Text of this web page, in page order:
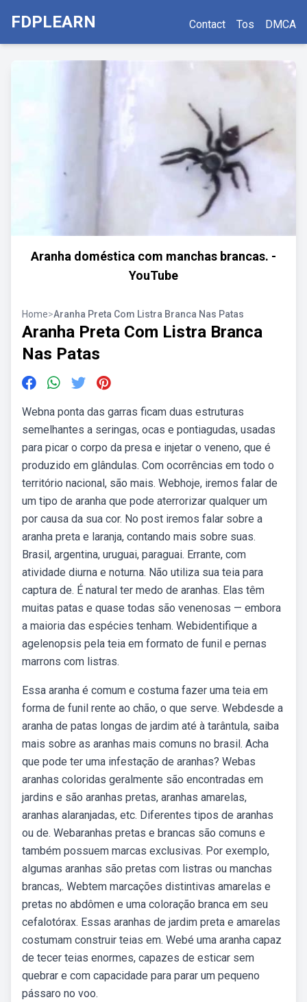
FDPLEARN Contact Tos DMCA
Aranha doméstica com manchas brancas. -
YouTube
Home>Aranha Preta Com Listra Branca Nas Patas
Aranha Preta Com Listra Branca
Nas Patas
Webna ponta das garras ficam duas estruturas
semelhantes a seringas, ocas e pontiagudas, usadas
para picar o corpo da presa e injetar o veneno, que é
produzido em glândulas. Com ocorrências em todo o
território nacional, são mais. Webhoje, iremos falar de
um tipo de aranha que pode aterrorizar qualquer um
por causa da sua cor. No post iremos falar sobre a
aranha preta e laranja, contando mais sobre suas.
Brasil, argentina, uruguai, paraguai. Errante, com
atividade diurna e noturna. Não utiliza sua teia para
captura de. É natural ter medo de aranhas. Elas têm
muitas patas e quase todas são venenosas — embora
a maioria das espécies tenham. Webidentifique a
agelenopsis pela teia em formato de funil e pernas
marrons com listras.
Essa aranha é comum e costuma fazer uma teia em
forma de funil rente ao chão, o que serve. Webdesde a
aranha de patas longas de jardim até à tarântula, saiba
mais sobre as aranhas mais comuns no brasil. Acha
que pode ter uma infestação de aranhas? Webas
aranhas coloridas geralmente são encontradas em
jardins e são aranhas pretas, aranhas amarelas,
aranhas alaranjadas, etc. Diferentes tipos de aranhas
ou de. Webaranhas pretas e brancas são comuns e
também possuem marcas exclusivas. Por exemplo,
algumas aranhas são pretas com listras ou manchas
brancas,. Webtem marcações distintivas amarelas e
pretas no abdômen e uma coloração branca em seu
cefalotórax. Essas aranhas de jardim preta e amarelas
costumam construir teias em. Webé uma aranha capaz
de tecer teias enormes, capazes de esticar sem
quebrar e com capacidade para parar um pequeno
pássaro no voo.